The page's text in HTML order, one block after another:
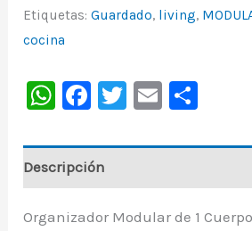
Etiquetas:Guardado, living,
cocina
WhatsApp
Facebook
Twitter
Email
Descripción
Organizador Modular de 1